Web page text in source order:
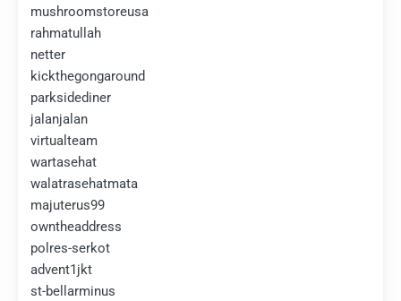
mushroomstoreusa
rahmatullah
netter
kickthegongaround
parksidediner
jalanjalan
virtualteam
wartasehat
walatrasehatmata
majuterus99
owntheaddress
polres-serkot
advent1jkt
st-bellarminus